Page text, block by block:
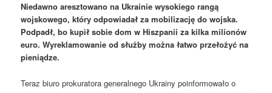
Niedawno aresztowano na Ukrainie wysokiego rangą
wojskowego, który odpowiadał za mobilizację do wojska.
Podpadł, bo kupił sobie dom w Hiszpanii za kilka milionów
euro. Wyreklamowanie od służby można łatwo przełożyć na
pieniądze.
Teraz biuro prokuratora generalnego Ukrainy poinformowało o